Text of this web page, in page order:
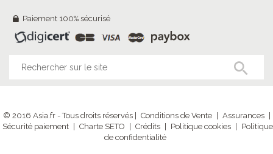
Paiement 100% sécurisé
© 2016 Asia.fr - Tous droits réservés | Conditions de Vente | Assurances |
Sécurité paiement | Charte SETO | Crédits | Politique cookies | Politique
de confidentialité